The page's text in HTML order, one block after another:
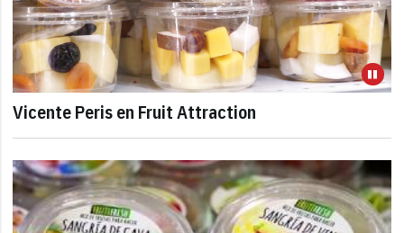
Vicente Peris en Fruit Attraction